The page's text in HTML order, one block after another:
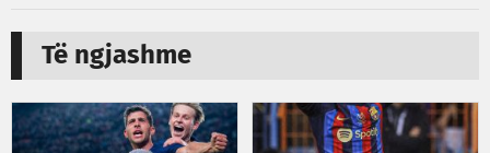
Të ngjashme